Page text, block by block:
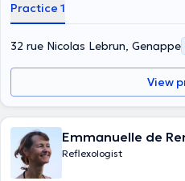
Practice 1
32 rue Nicolas Lebrun, Genappe
View
Emmanuelle de
Reflexologist